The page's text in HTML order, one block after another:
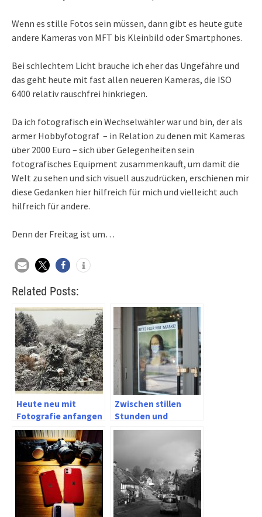
Wenn es stille Fotos sein müssen, dann gibt es heute gute
andere Kameras von MFT bis Kleinbild oder Smartphones.
Bei schlechtem Licht brauche ich eher das Ungefähre und
das geht heute mit fast allen neueren Kameras, die ISO
6400 relativ rauschfrei hinkriegen.
Da ich fotografisch ein Wechselwähler war und bin, der als
armer Hobbyfotograf – in Relation zu denen mit Kameras
über 2000 Euro – sich über Gelegenheiten sein
fotografisches Equipment zusammenkauft, um damit die
Welt zu sehen und sich visuell auszudrücken, erschienen mir
diese Gedanken hier hilfreich für mich und vielleicht auch
hilfreich für andere.
Denn der Freitag ist um…
Related Posts:
Heute neu mit
Fotografie anfangen
Zwischen stillen
Stunden und
schnellen Fotos